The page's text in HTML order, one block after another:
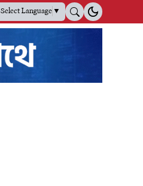
Select Language▼